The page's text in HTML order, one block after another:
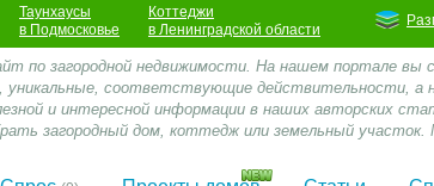
Таунхаусы
в Подмосковье
Коттеджи
в Ленинградской области
по загородной недвижимости. На нашем портале
уникальные, соответствующие действительности,
и интересной информации в наших авторских
загородный дом, коттедж или земельный